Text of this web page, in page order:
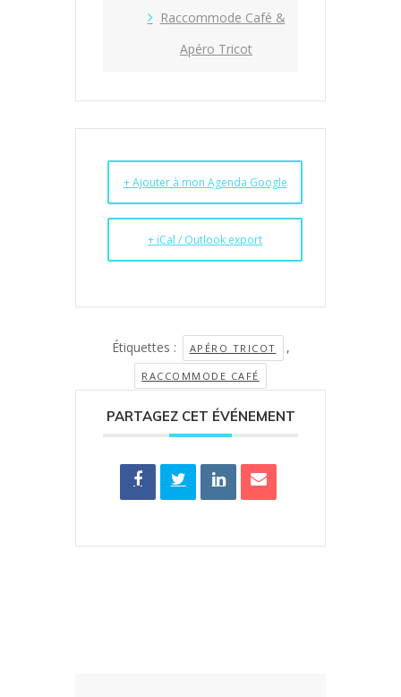
Raccommode Café &
Apéro Tricot
+ Ajouter à mon Agenda Google
+ iCal / Outlook export
Étiquettes : APÉRO TRICOT ,
RACCOMMODE CAFÉ
PARTAGEZ CET ÉVÉNEMENT